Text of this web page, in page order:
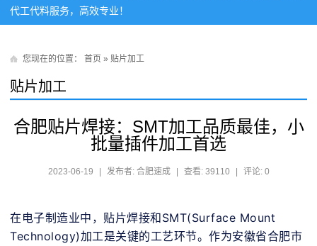
代工代料服务，高效专业！
您现在的位置： 首页 » 贴片加工
贴片加工
合肥贴片焊接：SMT加工品质最佳，小
批量插件加工首选
2023-06-19 发布者: 合肥速成 查看: 39110 评论: 0
在电子制造业中，贴片焊接和SMT(Surface Mount
Technology)加工是关键的工艺环节。作为安徽省合肥市